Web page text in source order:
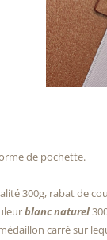
de pochette.
300g, rabat de
blanc naturel
carré sur